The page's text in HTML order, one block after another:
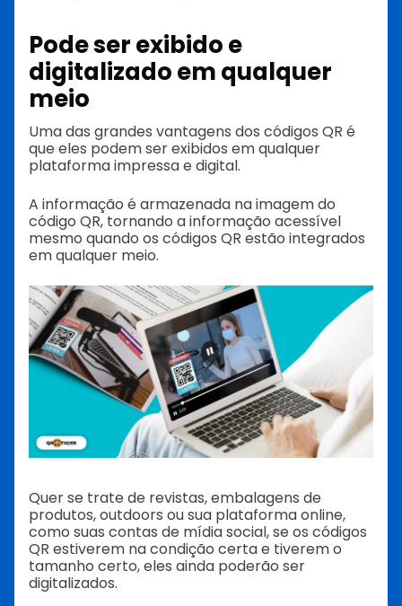
Pode ser exibido e
digitalizado em qualquer
meio
Uma das grandes vantagens dos códigos QR é
que eles podem ser exibidos em qualquer
plataforma impressa e digital.
A informação é armazenada na imagem do
código QR, tornando a informação acessível
mesmo quando os códigos QR estão integrados
em qualquer meio.
Quer se trate de revistas, embalagens de
produtos, outdoors ou sua plataforma online,
como suas contas de mídia social, se os códigos
QR estiverem na condição certa e tiverem o
tamanho certo, eles ainda poderão ser
digitalizados.